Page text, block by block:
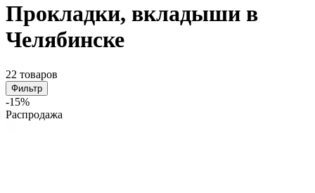
Прокладки, вкладыши в
Челябинске
22 товаров
Фильтр
-15%
Распродажа